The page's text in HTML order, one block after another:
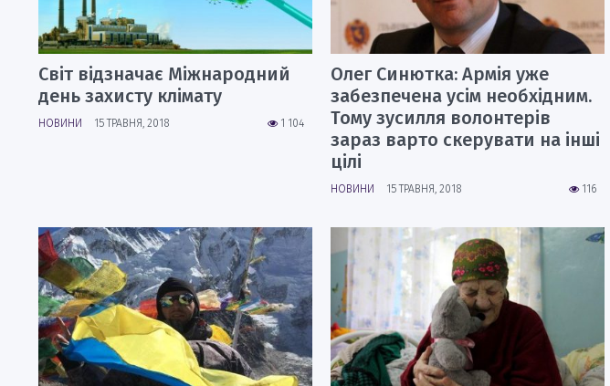
Світ відзначає Міжнародний
день захисту клімату
1 104
НОВИНИ 15 ТРАВНЯ, 2018
Олег Синютка: Армія уже
забезпечена усім необхідним.
Тому зусилля волонтерів
зараз варто скерувати на інші
цілі
116
НОВИНИ 15 ТРАВНЯ, 2018